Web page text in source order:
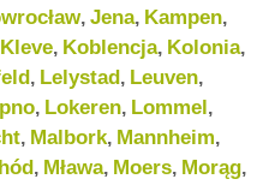
, Jena, Kampen,
Kleve, Koblencja, Kolonia,
, Lelystad, Leuven,
, Lokeren, Lommel,
, Malbork, Mannheim,
, Mława, Moers, Morąg,